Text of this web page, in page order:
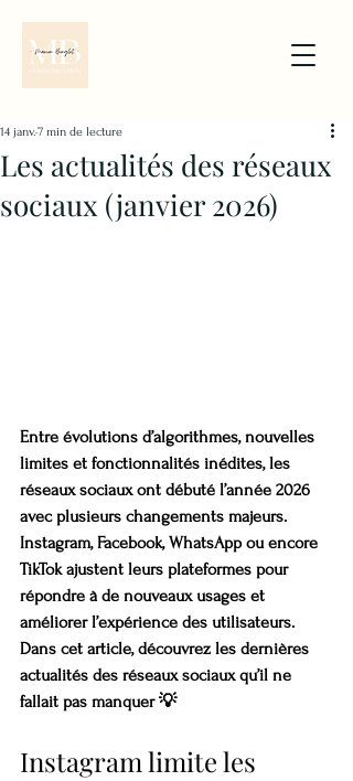
Les actualités des réseaux
sociaux (janvier 2026)
14 janv.7 min de lecture
Entre évolutions d’algorithmes, nouvelles
limites et fonctionnalités inédites, les
réseaux sociaux ont débuté l’année 2026
avec plusieurs changements majeurs.
Instagram, Facebook, WhatsApp ou encore
TikTok ajustent leurs plateformes pour
répondre à de nouveaux usages et
améliorer l’expérience des utilisateurs.
Dans cet article, découvrez les dernières
actualités des réseaux sociaux qu’il ne
fallait pas manquer 💡
Instagram limite les